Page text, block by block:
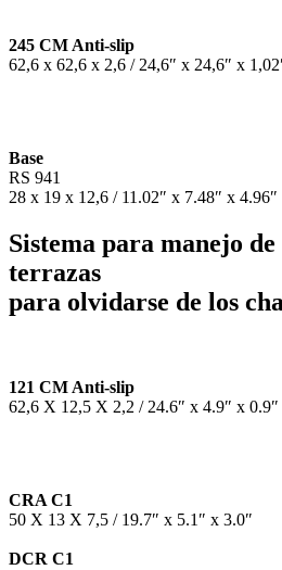
245 CM Anti-slip
62,6 x 62,6 x 2,6 / 24,6″ x 24,6″ x
Base
RS 941
28 x 19 x 12,6 / 11.02″ x 7.48″ x 4.96″
Sistema para manejo de
terrazas
para olvidarse de los
121 CM Anti-slip
62,6 X 12,5 X 2,2 / 24.6″ x 4.9″ x 0.9″
CRA C1
50 X 13 X 7,5 / 19.7″ x 5.1″ x 3.0″
DCR C1